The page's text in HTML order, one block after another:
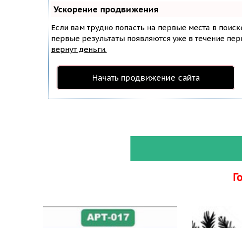
Ускорение продвижения
Если вам трудно попасть на первые места в
первые результаты появляются уже в течение
вернут деньги.
Начать продвижение сайта